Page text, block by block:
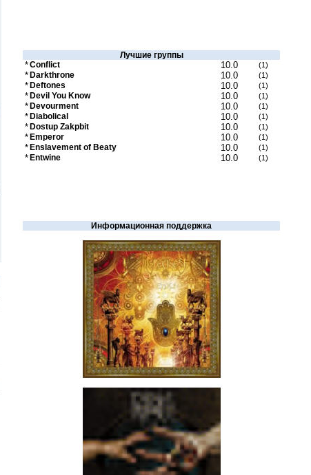
Лучшие группы
*Conflict 10.0 (1)
* Darkthrone 10.0 (1)
* Deftones 10.0 (1)
* Devil You Know 10.0 (1)
* Devourment 10.0 (1)
* Diabolical 10.0 (1)
* Dostup Zakpbit 10.0 (1)
* Emperor 10.0 (1)
* Enslavement of Beaty 10.0 (1)
* Entwine 10.0 (1)
Информационная поддержка